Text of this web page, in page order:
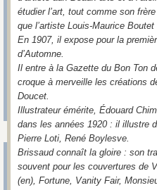
étudier l’art, tout comme son
que l’artiste Louis-Maurice
En 1907, il expose pour la
d’Automne.
Il entre à la Gazette du Bon Ton
croque à merveille les créations
Doucet.
Illustrateur émérite, Édouard
dans les années 1920 : il illustre
Pierre Loti, René Boylesve.
Brissaud connaît la gloire : son
souvent pour les couvertures de
(en), Fortune, Vanity Fair,